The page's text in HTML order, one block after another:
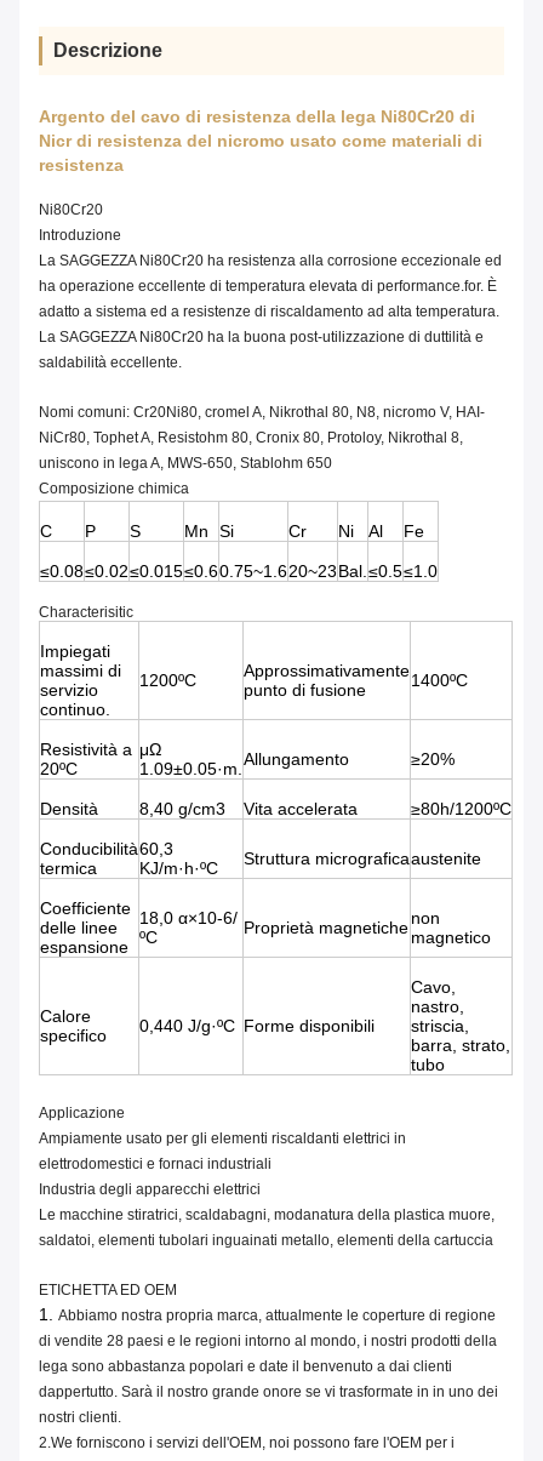
Descrizione
Argento del cavo di resistenza della lega Ni80Cr20 di
Nicr di resistenza del nicromo usato come materiali di
resistenza
Ni80Cr20
Introduzione
La SAGGEZZA Ni80Cr20 ha resistenza alla corrosione eccezionale ed
ha operazione eccellente di temperatura elevata di performance.for. È
adatto a sistema ed a resistenze di riscaldamento ad alta temperatura.
La SAGGEZZA Ni80Cr20 ha la buona post-utilizzazione di duttilità e
saldabilità eccellente.
Nomi comuni: Cr20Ni80, cromel A, Nikrothal 80, N8, nicromo V, HAI-
NiCr80, Tophet A, Resistohm 80, Cronix 80, Protoloy, Nikrothal 8,
uniscono in lega A, MWS-650, Stablohm 650
Composizione chimica
C P S Mn Si Cr Ni Al Fe
≤0.08≤0.02≤0.015≤0.60.75~1.620~23Bal.≤0.5≤1.0
Characterisitic
Impiegati
massimi di
servizio
continuo.
1200ºC
Approssimativamente
punto di fusione
1400ºC
Resistività a
20ºC
μΩ
1.09±0.05·m.Allungamento ≥20%
Densità 8,40 g/cm3 Vita accelerata ≥80h/1200ºC
Conducibilità
termica
60,3
KJ/m·h·ºC
Struttura micrograficaaustenite
Coefficiente
delle linee
espansione
18,0 α×10-6/
ºC
Proprietà magnetichenon
magnetico
Calore
specifico
0,440 J/g·ºC Forme disponibili
Cavo,
nastro,
striscia,
barra, strato,
tubo
Applicazione
Ampiamente usato per gli elementi riscaldanti elettrici in
elettrodomestici e fornaci industriali
Industria degli apparecchi elettrici
Le macchine stiratrici, scaldabagni, modanatura della plastica muore,
saldatoi, elementi tubolari inguainati metallo, elementi della cartuccia
ETICHETTA ED OEM
1. Abbiamo nostra propria marca, attualmente le coperture di regione
di vendite 28 paesi e le regioni intorno al mondo, i nostri prodotti della
lega sono abbastanza popolari e date il benvenuto a dai clienti
dappertutto. Sarà il nostro grande onore se vi trasformate in in uno dei
nostri clienti.
2.We forniscono i servizi dell'OEM, noi possono fare l'OEM per i